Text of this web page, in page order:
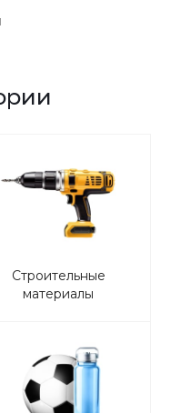
Строительные
материалы